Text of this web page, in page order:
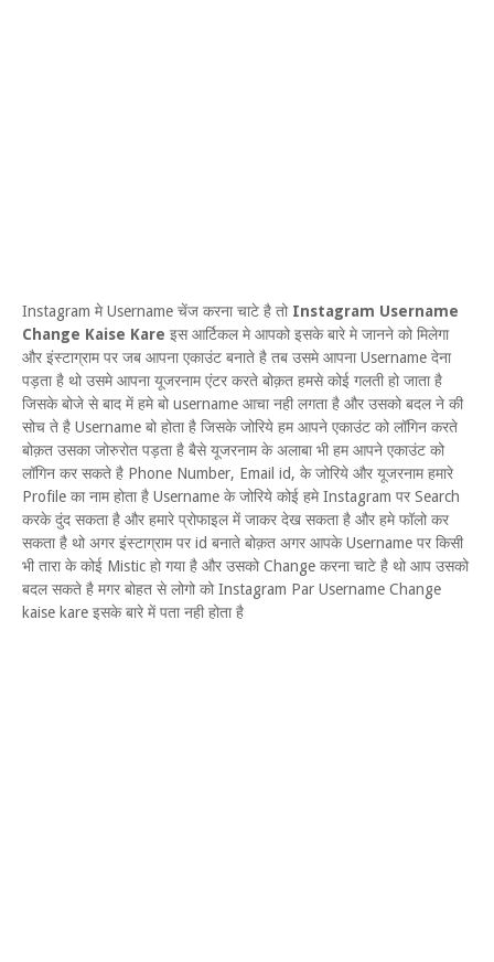
Instagram मे Username चेंज करना चाटे है तो Instagram Username
Change Kaise Kare इस आर्टिकल मे आपको इसके बारे मे जानने को मिलेगा
और इंस्टाग्राम पर जब आपना एकाउंट बनाते है तब उसमे आपना Username देना
पड़ता है थो उसमे आपना यूजरनाम एंटर करते बोक़त हमसे कोई गलती हो जाता है
जिसके बोजे से बाद में हमे बो username आचा नही लगता है और उसको बदल ने की
सोच ते है Username बो होता है जिसके जोरिये हम आपने एकाउंट को लॉगिन करते
बोक़त उसका जोरुरोत पड़ता है बैसे यूजरनाम के अलाबा भी हम आपने एकाउंट को
लॉगिन कर सकते है Phone Number, Email id, के जोरिये और यूजरनाम हमारे
Profile का नाम होता है Username के जोरिये कोई हमे Instagram पर Search
करके दुंद सकता है और हमारे प्रोफाइल में जाकर देख सकता है और हमे फॉलो कर
सकता है थो अगर इंस्टाग्राम पर id बनाते बोक़त अगर आपके Username पर किसी
भी तारा के कोई Mistic हो गया है और उसको Change करना चाटे है थो आप उसको
बदल सकते है मगर बोहत से लोगो को Instagram Par Username Change
kaise kare इसके बारे में पता नही होता है